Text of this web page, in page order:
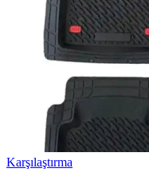
Karşılaştırma